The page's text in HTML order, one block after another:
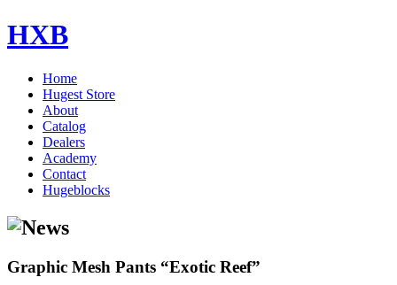
HXB
Home
Hugest Store
About
Catalog
Dealers
Academy
Contact
Hugeblocks
Graphic Mesh Pants “Exotic Reef”